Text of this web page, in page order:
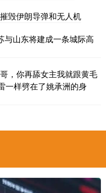
毁伊朗导弹和无人机
与山东将建成一条城际高
，你再舔女主我就跟黄毛
一样劈在了姚承洲的身